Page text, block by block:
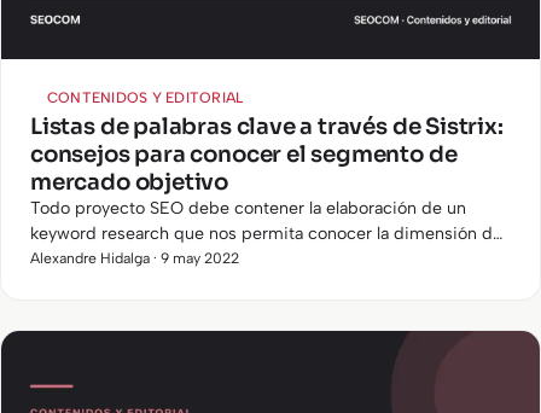
CONTENIDOS Y EDITORIAL
Listas de palabras clave a través de Sistrix:
consejos para conocer el segmento de
mercado objetivo
Todo proyecto SEO debe contener la elaboración de un
keyword research que nos permita conocer la dimensión del
mercado en el que nos estamos moviendo y nos
Alexandre Hidalga · 9 may 2022